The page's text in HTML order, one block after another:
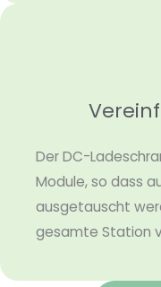
Der DC-
Module, so dass
ausgetauscht
gesamte Station